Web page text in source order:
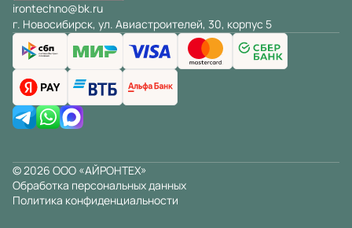
irontechno@bk.ru
г. Новосибирск, ул. Авиастроителей, 30, корпус 5
© 2026 ООО «АЙРОНТЕХ»
Обработка персональных данных
Политика конфиденциальности